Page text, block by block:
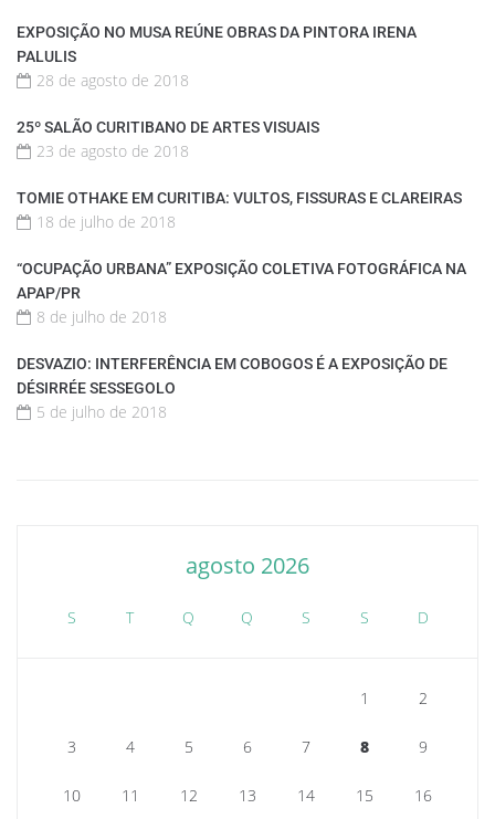
EXPOSIÇÃO NO MUSA REÚNE OBRAS DA PINTORA IRENA
PALULIS
28 de agosto de 2018
25º SALÃO CURITIBANO DE ARTES VISUAIS
23 de agosto de 2018
TOMIE OTHAKE EM CURITIBA: VULTOS, FISSURAS E CLAREIRAS
18 de julho de 2018
“OCUPAÇÃO URBANA” EXPOSIÇÃO COLETIVA FOTOGRÁFICA NA
APAP/PR
8 de julho de 2018
DESVAZIO: INTERFERÊNCIA EM COBOGOS É A EXPOSIÇÃO DE
DÉSIRRÉE SESSEGOLO
5 de julho de 2018
agosto 2026
S T Q Q S S D
1 2
3 4 5 6 7 8 9
10 11 12 13 14 15 16